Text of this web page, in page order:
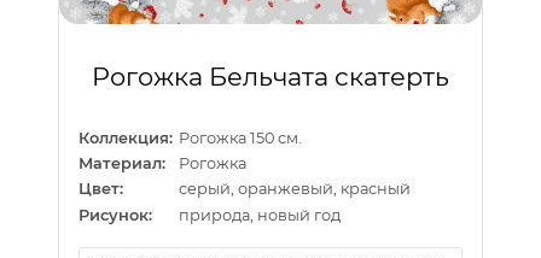
Рогожка Бельчата скатерть
Коллекция: Рогожка 150 см.
Материал:
Рогожка
Цвет:
серый, оранжевый, красный
Рисунок:
природа, новый год